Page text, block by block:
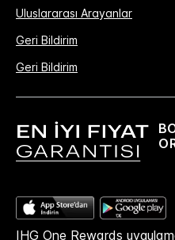
Uluslararası Arayanlar
Geri Bildirim
Geri Bildirim
IHG One Rewards